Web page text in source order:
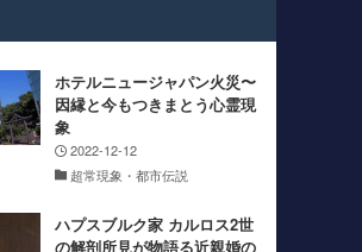
ホテルニュージャパン火災〜
因縁と今もつきまとう心霊現
象
2022-12-12
超常現象・都市伝説
ハプスブルク家 カルロス2世
の解剖所見が物語る近親婚の